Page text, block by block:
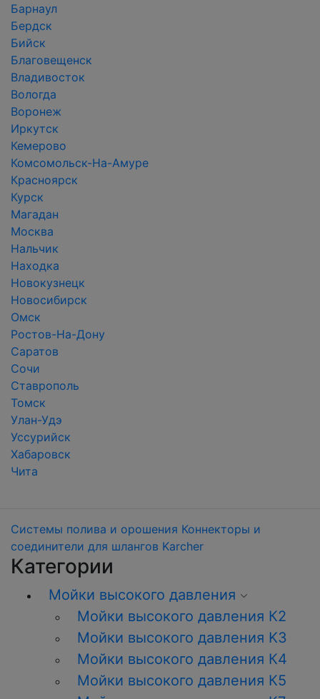
Барнаул
Бердск
Бийск
Благовещенск
Владивосток
Вологда
Воронеж
Иркутск
Кемерово
Комсомольск-На-Амуре
Красноярск
Курск
Магадан
Москва
Нальчик
Находка
Новокузнецк
Новосибирск
Омск
Ростов-На-Дону
Саратов
Сочи
Ставрополь
Томск
Улан-Удэ
Уссурийск
Хабаровск
Чита
Системы полива и орошения Коннекторы и
соединители для шлангов Karcher
Категории
Мойки высокого давления
Мойки высокого давления К2
Мойки высокого давления K3
Мойки высокого давления К4
Мойки высокого давления К5